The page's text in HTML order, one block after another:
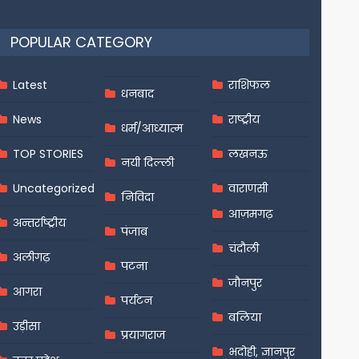
POPULAR CATEGORY
Latest
News
TOP STORIES
Uncategorized
अन्तर्राष्ट्रीय
अलीगढ़
आगरा
उड़ीसा
धनबाद
धर्म/आध्यात्म
नयी दिल्ली
निविदा
पंजाब
पटना
पर्यटन
प्रयागराज
राशिफल
राष्ट्रीय
लखनऊ
वाराणसी
आज़मगढ़
चंदौली
जौनपुर
बलिया
भदोही, ज्ञानपुर